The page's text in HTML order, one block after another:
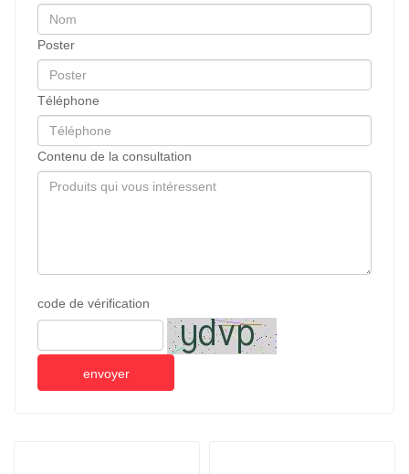
Poster
Téléphone
Contenu de la consultation
code de vérification
envoyer